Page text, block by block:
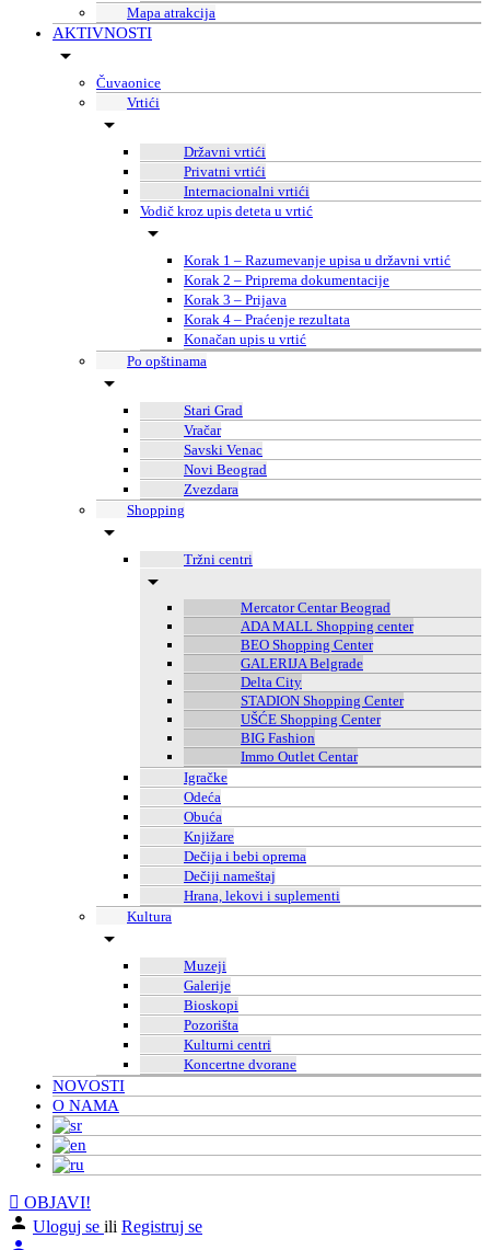
Mapa atrakcija
AKTIVNOSTI
Čuvaonice
Vrtići
Državni vrtići
Privatni vrtići
Internacionalni vrtići
Vodič kroz upis deteta u vrtić
Korak 1 – Razumevanje upisa u državni vrtić
Korak 2 – Priprema dokumentacije
Korak 3 – Prijava
Korak 4 – Praćenje rezultata
Konačan upis u vrtić
Po opštinama
Stari Grad
Vračar
Savski Venac
Novi Beograd
Zvezdara
Shopping
Tržni centri
Mercator Centar Beograd
ADA MALL Shopping center
BEO Shopping Center
GALERIJA Belgrade
Delta City
STADION Shopping Center
UŠĆE Shopping Center
BIG Fashion
Immo Outlet Centar
Igračke
Odeća
Obuća
Knjižare
Dečija i bebi oprema
Dečiji nameštaj
Hrana, lekovi i suplementi
Kultura
Muzeji
Galerije
Bioskopi
Pozorišta
Kulturni centri
Koncertne dvorane
NOVOSTI
O NAMA
OBJAVI!
Uloguj se ili Registruj se